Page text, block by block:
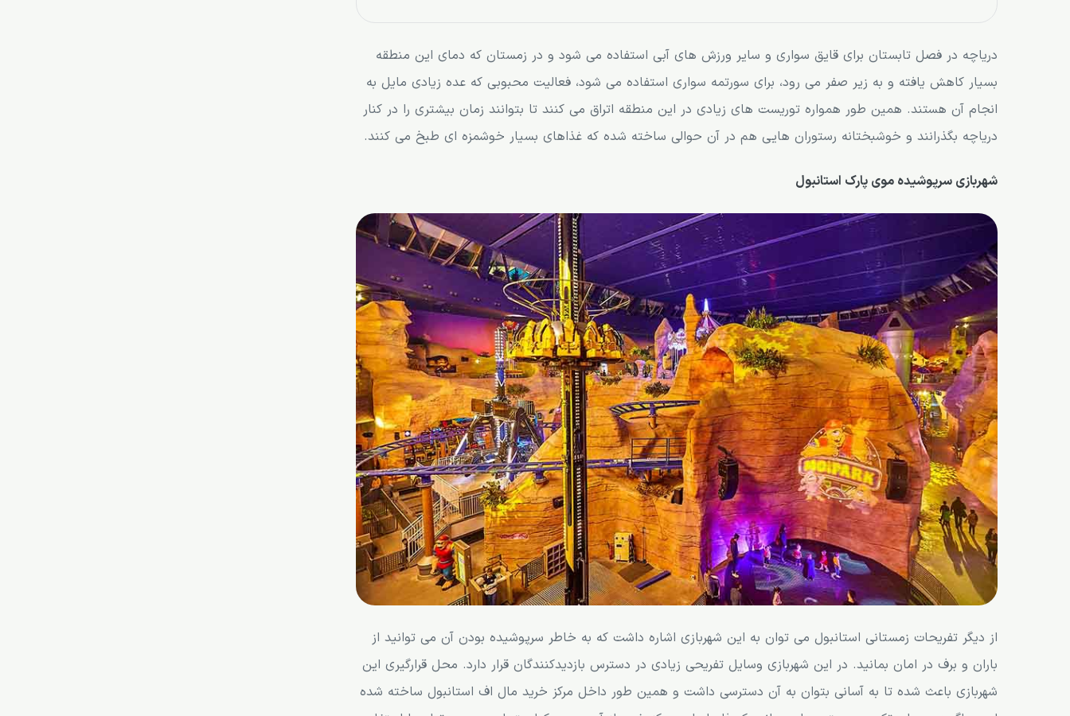
دریاچه در فصل تابستان برای قایق سواری و سایر ورزش های آبی استفاده می شود و در زمستان که دمای این منطقه
بسیار کاهش یافته و به زیر صفر می رود، برای سورتمه سواری استفاده می شود، فعالیت محبوبی که عده زیادی مایل به
انجام آن هستند. همین طور همواره توریست های زیادی در این منطقه اتراق می کنند تا بتوانند زمان بیشتری را در کنار
دریاچه بگذرانند و خوشبختانه رستوران هایی هم در آن حوالی ساخته شده که غذاهای بسیار خوشمزه ای طبخ می کنند.
شهربازی سرپوشیده موی پارک استانبول
از دیگر تفریحات زمستانی استانبول می توان به این شهربازی اشاره داشت که به خاطر سرپوشیده بودن آن می توانید از
باران و برف در امان بمانید. در این شهربازی وسایل تفریحی زیادی در دسترس بازدیدکنندگان قرار دارد. محل قرارگیری این
شهربازی باعث شده تا به آسانی بتوان به آن دسترسی داشت و همین طور داخل مرکز خرید مال اف استانبول ساخته شده